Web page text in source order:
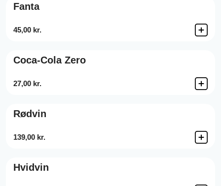
Fanta
45,00 kr.
Coca-Cola Zero
27,00 kr.
Rødvin
139,00 kr.
Hvidvin